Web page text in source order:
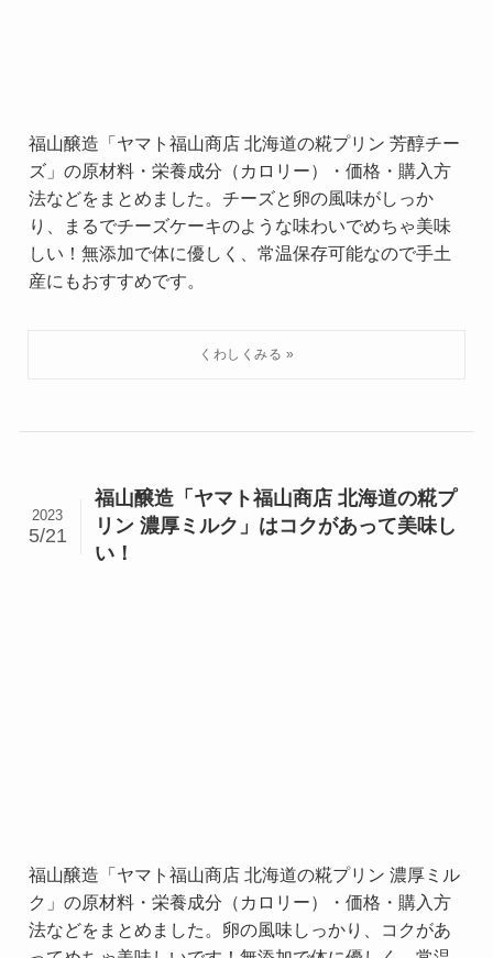
福山醸造「ヤマト福山商店 北海道の糀プリン 芳醇チー
ズ」の原材料・栄養成分（カロリー）・価格・購入方
法などをまとめました。チーズと卵の風味がしっか
り、まるでチーズケーキのような味わいでめちゃ美味
しい！無添加で体に優しく、常温保存可能なので手土
産にもおすすめです。
福山醸造「ヤマト福山商店 北海道の糀プ
リン 濃厚ミルク」はコクがあって美味し
い！
2023
5/21
福山醸造「ヤマト福山商店 北海道の糀プリン 濃厚ミル
ク」の原材料・栄養成分（カロリー）・価格・購入方
法などをまとめました。卵の風味しっかり、コクがあ